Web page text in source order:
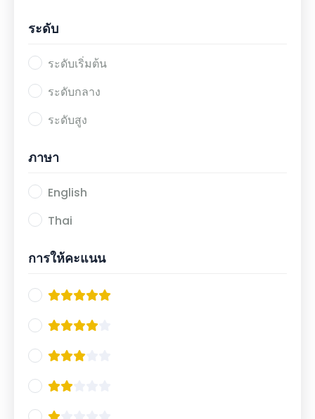
ระดับ
ระดับเริ่มต้น
ระดับกลาง
ระดับสูง
ภาษา
English
Thai
การให้คะแนน